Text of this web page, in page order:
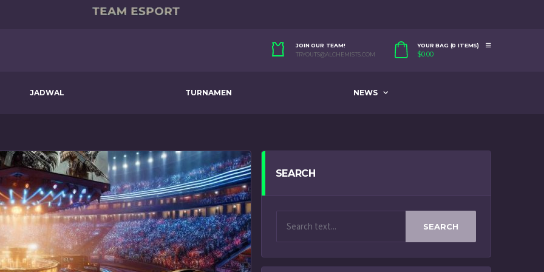
JOIN OUR TEAM!
TRYOUTS@ALCHEMISTS.COM
YOUR BAG (0 ITEMS)
$0.00
JADWAL TURNAMEN NEWS
SEARCH
SEARCH